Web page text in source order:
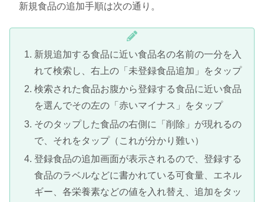
新規食品の追加手順は次の通り。
新規追加する食品に近い食品名の名前の一分を入
れて検索し、右上の「未登録食品追加」をタップ
検索された食品お腹から登録する食品に近い食品
を選んでその左の「赤いマイナス」をタップ
そのタップした食品の右側に「削除」が現れるの
で、それをタップ（これが分かり難い）
登録食品の追加画面が表示されるので、登録する
食品のラベルなどに書かれている可食量、エネル
ギー、各栄養素などの値を入れ替え、追加をタッ